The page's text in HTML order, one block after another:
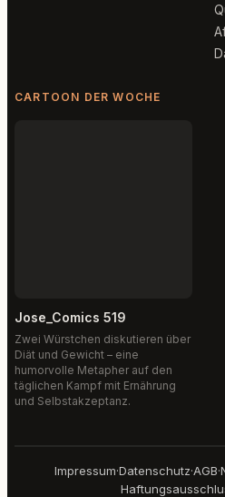
CARTOON DER WOCHE
Jose_Comics 519
Zwei Würstchen diskutieren über
Diät und Gewicht – eine
humorvolle Metapher auf den
täglichen Kampf mit Ernährung
und Selbstakzeptanz.
Impressum·Datenschutz·AGB·